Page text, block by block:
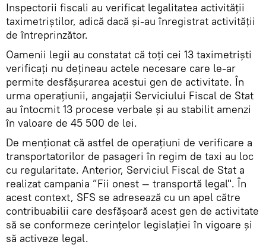
Inspectorii fiscali au verificat legalitatea activității
taximetriștilor, adică dacă și-au înregistrat activității
de întreprinzător.
Oamenii legii au constatat că toți cei 13 taximetriști
verificați nu dețineau actele necesare care le-ar
permite desfășurarea acestui gen de activitate. În
urma operațiunii, angajații Serviciului Fiscal de Stat
au întocmit 13 procese verbale și au stabilit amenzi
în valoare de 45 500 de lei.
De menționat că astfel de operațiuni de verificare a
transportatorilor de pasageri în regim de taxi au loc
cu regularitate. Anterior, Serviciul Fiscal de Stat a
realizat campania ”Fii onest — transportă legal". În
acest context, SFS se adresează cu un apel către
contribuabilii care desfășoară acest gen de activitate
să se conformeze cerințelor legislației în vigoare și
să activeze legal.